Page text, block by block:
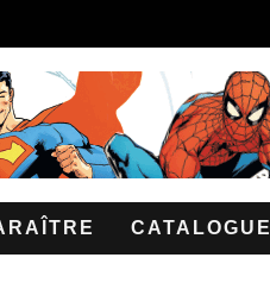
CATALOGUE